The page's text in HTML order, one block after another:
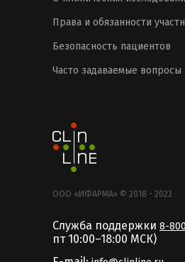
Права и обязанности
Безопасность пациентов
Часто задаваемые вопросы
ООО «ИФАРМА» © 2018 - 2023
Служба поддержки 8-
пт 10:00–18:00 MCК)